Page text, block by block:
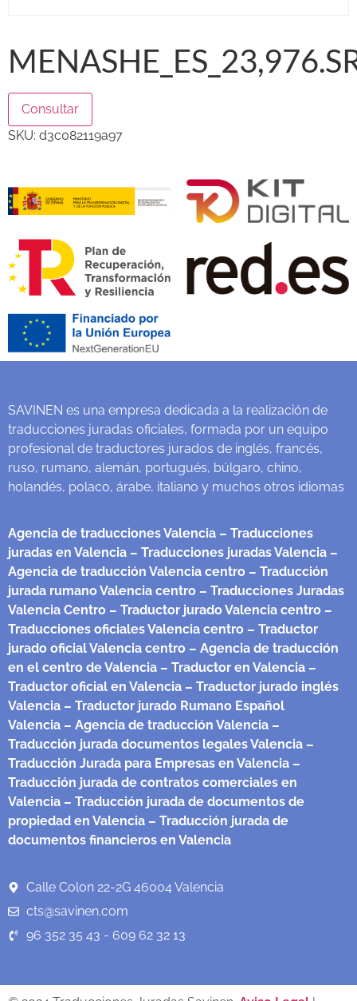
Consultar
SKU: d3c082119a97
SAVINEN es una empresa dedicada a la realización de
traducciones juradas oficiales, formada por un equipo
profesional de traductores jurados de inglés, francés,
ruso, rumano, alemán, portugués, búlgaro, chino,
holandés, polaco, árabe, italiano y muchos otros idiomas
Agencia de traducciones Valencia – Traducciones
juradas en Valencia – Traducciones juradas Valencia –
Agencia de traducción Valencia centro – Traducción
jurada rumano Valencia centro – Traducciones Juradas
Valencia Centro – Traductor jurado Valencia centro –
Traducciones oficiales Valencia centro – Traductor
jurado oficial Valencia centro – Agencia de traducción
en el centro de Valencia – Traductor en Valencia –
Traductor oficial en Valencia – Traductor jurado inglés
Valencia – Traductor jurado Rumano Español
Valencia – Agencia de traducción Valencia –
Traducción jurada documentos legales Valencia –
Traducción Jurada para Empresas en Valencia –
Traducción jurada de contratos comerciales en
Valencia – Traducción jurada de documentos de
propiedad en Valencia – Traducción jurada de
documentos financieros en Valencia
Calle Colon 22-2G 46004 Valencia
cts@savinen.com
96 352 35 43 - 609 62 32 13